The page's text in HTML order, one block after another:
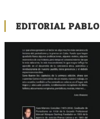
EDITORIAL PABLO